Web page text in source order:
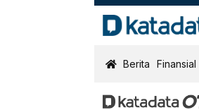
KatadataOTO
Berita Finansial